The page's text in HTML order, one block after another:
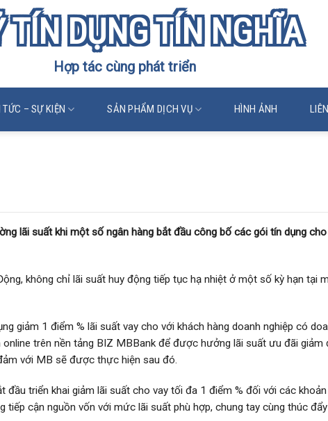
TÍN DỤNG TÍN NGHĨA
Hợp tác cùng phát triển
TỨC – SỰ KIỆN SẢN PHẨM DỊCH VỤ HÌNH ẢNH
lãi suất khi một số ngân hàng bắt đầu công bố các gói tín dụng
không chỉ lãi suất huy động tiếp tục hạ nhiệt ở một số kỳ hạn tại
giảm 1 điểm % lãi suất vay cho với khách hàng doanh nghiệp có
trên nền tảng BIZ MBBank để được hưởng lãi suất ưu đãi
với MB sẽ được thực hiện sau đó.
triển khai giảm lãi suất cho vay tối đa 1 điểm % đối với các
cận nguồn vốn với mức lãi suất phù hợp, chung tay cùng thúc